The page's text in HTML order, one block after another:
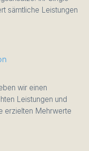
sämtliche Leistungen
wir einen
Leistungen und
erzielten Mehrwerte